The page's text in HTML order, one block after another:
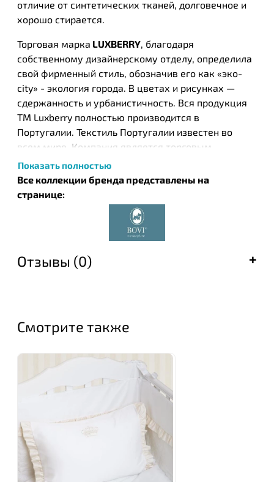
отличие от синтетических тканей, долговечное и
хорошо стирается.
Торговая марка LUXBERRY , благодаря
собственному дизайнерскому отделу, определила
свой фирменный стиль, обозначив его как «эко-
city» - экология города. В цветах и рисунках —
сдержанность и урбанистичность. Вся продукция
ТМ Luxberry полностью производится в
Португалии. Текстиль Португалии известен во
всем мире. Компания является торговым
представителем в России португальских марок по
производству текстиля для дома -
Показать полностью
Все коллекции бренда представлены на
странице:
Отзывы (0)
Смотрите также